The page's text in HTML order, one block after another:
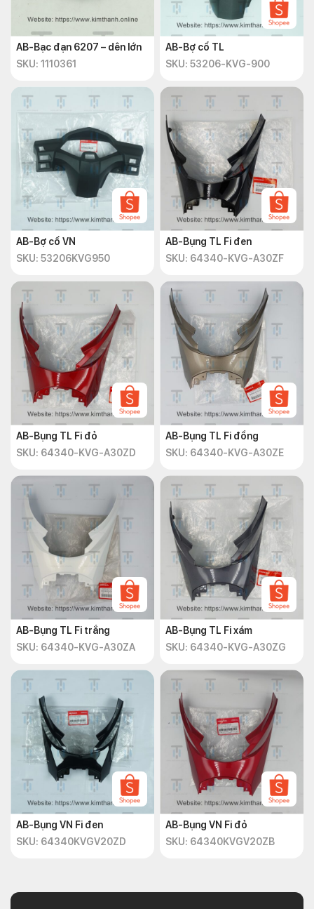
AB-Bạc đạn 6207 – dên lớn
SKU: 1110361
AB-Bợ cổ TL
SKU: 53206-KVG-900
AB-Bợ cổ VN
SKU: 53206KVG950
AB-Bụng TL Fi đen
SKU: 64340-KVG-A30ZF
AB-Bụng TL Fi đỏ
SKU: 64340-KVG-A30ZD
AB-Bụng TL Fi đồng
SKU: 64340-KVG-A30ZE
AB-Bụng TL Fi trắng
SKU: 64340-KVG-A30ZA
AB-Bụng TL Fi xám
SKU: 64340-KVG-A30ZG
AB-Bụng VN Fi đen
SKU: 64340KVGV20ZD
AB-Bụng VN Fi đỏ
SKU: 64340KVGV20ZB